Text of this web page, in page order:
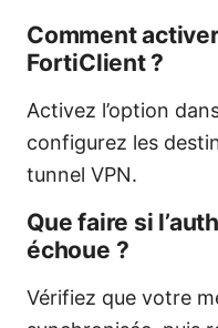
Comment
FortiClient ?
Activez l’option
configurez les
tunnel VPN.
Que faire si
échoue ?
Vérifiez que votre